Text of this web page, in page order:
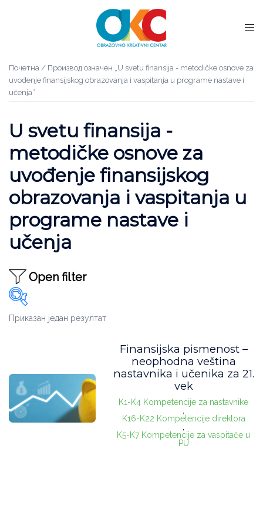
Почетна / Производ oзначен „U svetu finansija - metodičke osnove za
uvođenje finansijskog obrazovanja i vaspitanja u programe nastave i
učenja“
U svetu finansija -
metodičke osnove za
uvođenje finansijskog
obrazovanja i vaspitanja u
programe nastave i
učenja
Open filter
Godine uzleta
Inform. tehnologije (0)
Nastava(1)
Приказан један резултат
Finansijska pismenost –
neophodna veština
nastavnika i učenika za 21.
vek
K1-K4 Kompetencije za nastavnike
K16-K22 Kompetencije direktora
K5-K7 Kompetencije za vaspitače u
PU